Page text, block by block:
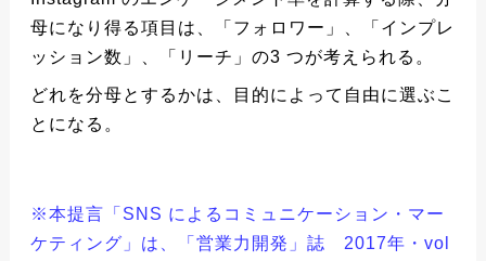
母になり得る項目は、「フォロワー」、「インプレ
ッション数」、「リーチ」の3 つが考えられる。
どれを分母とするかは、目的によって自由に選ぶこ
とになる。
※本提言「SNS によるコミュニケーション・マー
ケティング」は、「営業力開発」誌 2017年・vol